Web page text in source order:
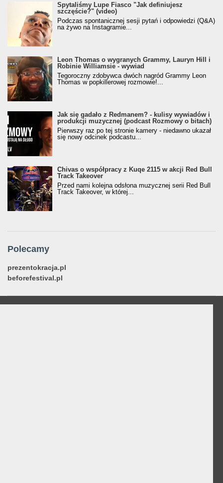
Spytaliśmy Lupe Fiasco "Jak definiujesz
szczęście?" (video)
Podczas spontanicznej sesji pytań i odpowiedzi (Q&A)
na żywo na Instagramie...
Leon Thomas o wygranych Grammy, Lauryn Hill i
Robinie Williamsie - wywiad
Tegoroczny zdobywca dwóch nagród Grammy Leon
Thomas w popkillerowej rozmowie!...
Jak się gadało z Redmanem? - kulisy wywiadów i
produkcji muzycznej (podcast Rozmowy o bitach)
Pierwszy raz po tej stronie kamery - niedawno ukazał
się nowy odcinek podcastu...
Chivas o współpracy z Kuqe 2115 w akcji Red Bull
Track Takeover
Przed nami kolejna odsłona muzycznej serii Red Bull
Track Takeover, w której...
Polecamy
prezentokracja.pl
beforefestival.pl